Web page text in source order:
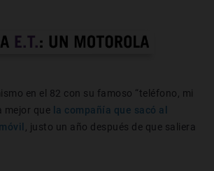
en el 82 con su famoso “teléfono, mi
mejor que la compañía que sacó al
, justo un año después de que saliera